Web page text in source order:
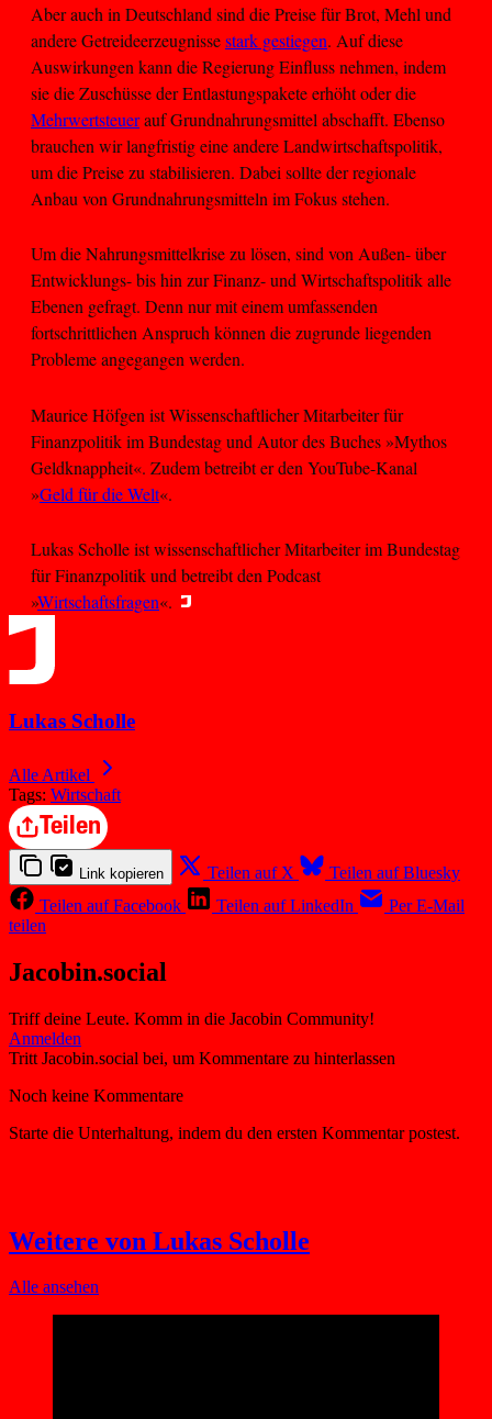
Aber auch in Deutschland sind die Preise für Brot, Mehl und
andere Getreideerzeugnissestark gestiegen. Auf diese
Auswirkungen kann die Regierung Einfluss nehmen, indem
sie die Zuschüsse der Entlastungspakete erhöht oder die
Mehrwertsteuerauf Grundnahrungsmittel abschafft. Ebenso
brauchen wir langfristig eine andere Landwirtschaftspolitik,
um die Preise zu stabilisieren. Dabei sollte der regionale
Anbau von Grundnahrungsmitteln im Fokus stehen.
Um die Nahrungsmittelkrise zu lösen, sind von Außen- über
Entwicklungs- bis hin zur Finanz- und Wirtschaftspolitik alle
Ebenen gefragt. Denn nur mit einem umfassenden
fortschrittlichen Anspruch können die zugrunde liegenden
Probleme angegangen werden.
Maurice Höfgen ist Wissenschaftlicher Mitarbeiter für
Finanzpolitik im Bundestag und Autor des Buches »Mythos
Geldknappheit«. Zudem betreibt er den YouTube-Kanal
»Geld für die Welt«.
Lukas Scholle ist wissenschaftlicher Mitarbeiter im Bundestag
für Finanzpolitik und betreibt den Podcast
»Wirtschaftsfragen«.
Lukas Scholle
Alle Artikel
Tags: Wirtschaft
Teilen
Link kopieren Teilen auf X
Teilen auf Bluesky
Teilen auf Facebook
Teilen auf LinkedIn
Per E-Mail
teilen
Jacobin.social
Triff deine Leute. Komm in die Jacobin Community!
Weitere von Lukas Scholle
Alle ansehen